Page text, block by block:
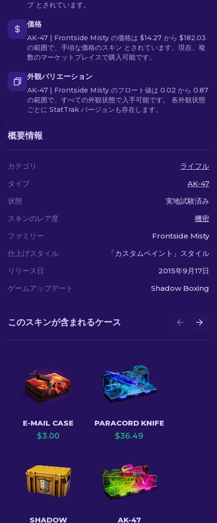
プ とされています。
価格
AK-47 | Frontside Misty の価格は $14.27 から $182.03
の範囲で、手頃な価格のスキン とされています。現在、複
数のマーケットプレイスで購入可能です。
外観バリエーション
AK-47 | Frontside Misty のフロート値は 0.02 から 0.87
の範囲で、すべての外観状態で入手可能です。 各外観状態
ごとに StatTrak バージョンも存在します。
概要情報
カテゴリ
ライフル
タイプ
AK-47
状態
実地試験済み
スキンのレア度
機密
ファミリー
Frontside Misty
仕上げスタイル
「カスタムペイント」スタイル
リリース日
2015年9月17日
ゲームアップデート
Shadow Boxing
このスキンが含まれるケース
E-MAIL CASE
$3.00
PARACORD KNIFE
$36.49
SHADOW AK-47